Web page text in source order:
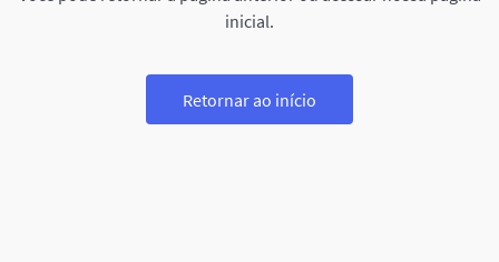
inicial.
Retornar ao início